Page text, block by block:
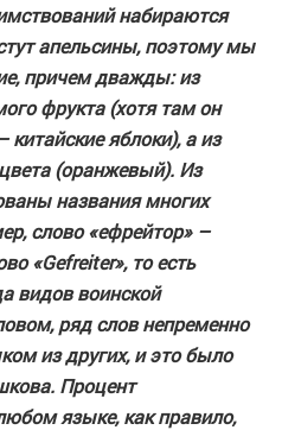
набираются
апельсины, поэтому мы
причем дважды: из
фрукта (хотя там он
яблоки), а из
(оранжевый). Из
названия многих
слово «ефрейтор» –
«Gefreiter», то есть
видов воинской
ряд слов непременно
из других, и это было
Процент
языке, как правило,